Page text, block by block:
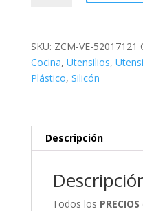
SKU: ZCM-VE-52017121
Cocina, Utensilios,
Plástico, Silicón
Descripción
Todos los PRECIOS